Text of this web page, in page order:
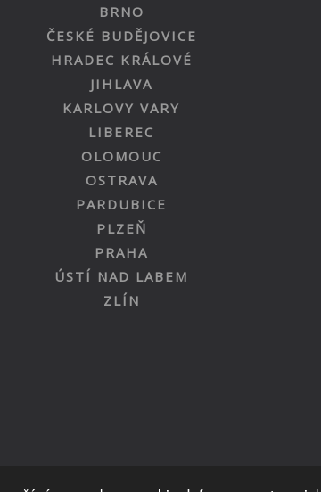
BRNO
ČESKÉ BUDĚJOVICE
HRADEC KRÁLOVÉ
JIHLAVA
KARLOVY VARY
LIBEREC
OLOMOUC
OSTRAVA
PARDUBICE
PLZEŇ
PRAHA
ÚSTÍ NAD LABEM
ZLÍN